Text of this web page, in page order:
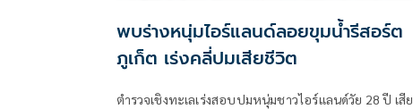
พบร่างหนุ่มไอร์แลนด์ลอยขุมน้ำรีสอร์ต
ภูเก็ต เร่งคลี่ปมเสียชีวิต
ตำรวจเชิงทะเลเร่งสอบปมหนุ่มชาวไอร์แลนด์วัย 28 ปี เสีย